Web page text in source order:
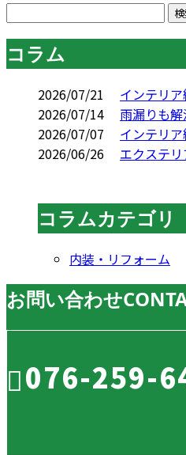
コラム
2026/07/21
インテリ
2026/07/14
雨漏りも
2026/07/07
インテリ
2026/06/26
エクステ
コラムカテゴリ
内装・リフォーム
お問い合わせ
076-259-